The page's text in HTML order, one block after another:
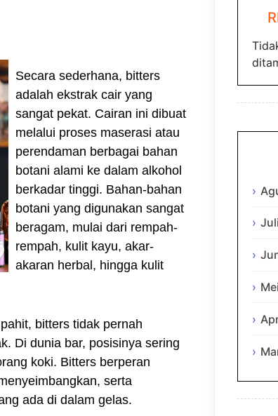
Secara sederhana, bitters
adalah ekstrak cair yang
sangat pekat. Cairan ini dibuat
melalui proses maserasi atau
perendaman berbagai bahan
botani alami ke dalam alkohol
berkadar tinggi. Bahan-bahan
botani yang digunakan sangat
beragam, mulai dari rempah-
rempah, kulit kayu, akar-
akaran herbal, hingga kulit
bitters tidak pernah
Di dunia bar, posisinya sering
koki. Bitters berperan
serta
ada di dalam gelas.